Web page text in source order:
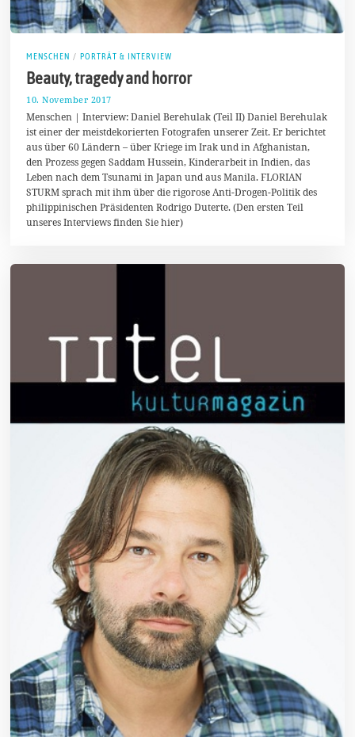
MENSCHEN / PORTRÄT & INTERVIEW
Beauty, tragedy and horror
10. November 2017
1
.
M
a
i
0
1
8
Menschen | Interview: Daniel Berehulak (Teil II) Daniel Berehulak
ist einer der meistdekorierten Fotografen unserer Zeit. Er berichtet
aus über 60 Ländern – über Kriege im Irak und in Afghanistan,
den Prozess gegen Saddam Hussein, Kinderarbeit in Indien, das
Leben nach dem Tsunami in Japan und aus Manila. FLORIAN
STURM sprach mit ihm über die rigorose Anti-Drogen-Politik des
philippinischen Präsidenten Rodrigo Duterte. (Den ersten Teil
unseres Interviews finden Sie hier)